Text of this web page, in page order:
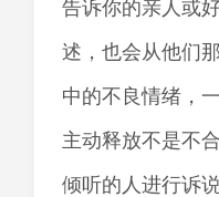
告诉你的亲人或
述，也会从他们
中的不良情绪，
主动释放不是不
倾听的人进行诉